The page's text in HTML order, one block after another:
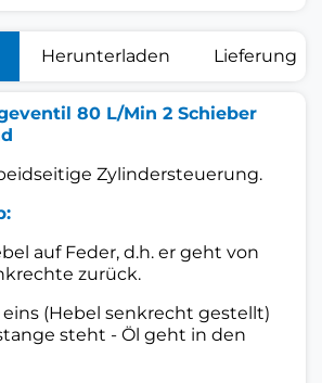
Herunterladen Lieferung
80 L/Min 2 Schieber
Zylindersteuerung.
auf Feder, d.h. er geht von
zurück.
(Hebel senkrecht gestellt)
steht - Öl geht in den